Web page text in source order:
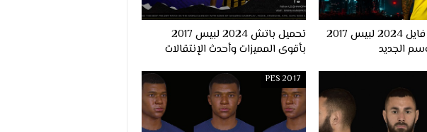
احدث اوبشن فايل 2024 لبيس 2017
الجديد
تحميل باتش 2024 لبيس 2017
بأقوى المميزات وأحدث الإنتقالات
PES 2017